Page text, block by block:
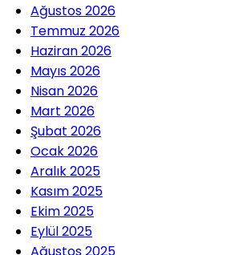
Ağustos 2026
Temmuz 2026
Haziran 2026
Mayıs 2026
Nisan 2026
Mart 2026
Şubat 2026
Ocak 2026
Aralık 2025
Kasım 2025
Ekim 2025
Eylül 2025
Ağustos 2025